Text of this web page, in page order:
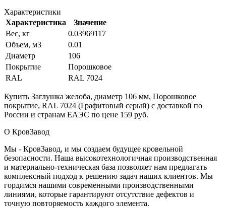
Характеристики
Характеристика
Значение
Вес, кг
0.03969117
Объем, м3
0.01
Диаметр
106
Покрытие
Порошковое
RAL
RAL 7024
Купить Заглушка желоба, диаметр 106 мм, Порошковое
покрытие, RAL 7024 (Графитовый серый) с доставкой по
России и странам ЕАЭС по цене 159 руб.
О КровЗавод
Мы - КровЗавод, и мы создаем будущее кровельной
безопасности. Наша высокотехнологичная производственная
и материально-техническая база позволяет нам предлагать
комплексный подход к решению задач наших клиентов. Мы
гордимся нашими современными производственными
линиями, которые гарантируют отсутствие дефектов и
точную повторяемость каждого элемента.